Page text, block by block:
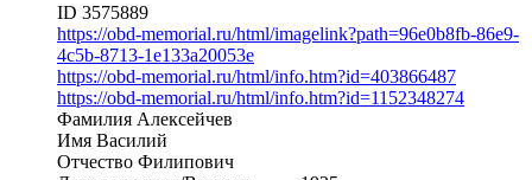
ID 3575889
https://obd-memorial.ru/html/imagelink?path=96e0b8fb-86e9-
4c5b-8713-1e133a20053e
https://obd-memorial.ru/html/info.htm?id=403866487
https://obd-memorial.ru/html/info.htm?id=1152348274
Фамилия Алексейчев
Имя Василий
Отчество Филипович